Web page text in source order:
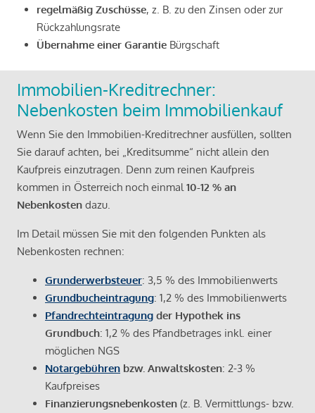
regelmäßig Zuschüsse, z. B. zu den Zinsen oder zur
Rückzahlungsrate
Übernahme einer Garantie Bürgschaft
Immobilien-Kreditrechner:
Nebenkosten beim Immobilienkauf
Wenn Sie den Immobilien-Kreditrechner ausfüllen, sollten
Sie darauf achten, bei „Kreditsumme“ nicht allein den
Kaufpreis einzutragen. Denn zum reinen Kaufpreis
kommen in Österreich noch einmal10-12 % an
Nebenkosten dazu.
Im Detail müssen Sie mit den folgenden Punkten als
Nebenkosten rechnen:
Grunderwerbsteuer: 3,5 % des Immobilienwerts
Grundbucheintragung: 1,2 % des Immobilienwerts
Pfandrechteintragung der Hypothek ins
Grundbuch: 1,2 % des Pfandbetrages inkl. einer
möglichen NGS
Notargebühren bzw. Anwaltskosten: 2-3 %
Kaufpreises
Finanzierungsnebenkosten (z. B. Vermittlungs- bzw.